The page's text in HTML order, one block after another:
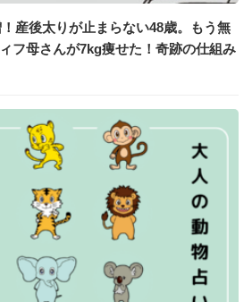
産後太りが止まらない48歳。もう無
フ母さんが7kg痩せた！奇跡の仕組み